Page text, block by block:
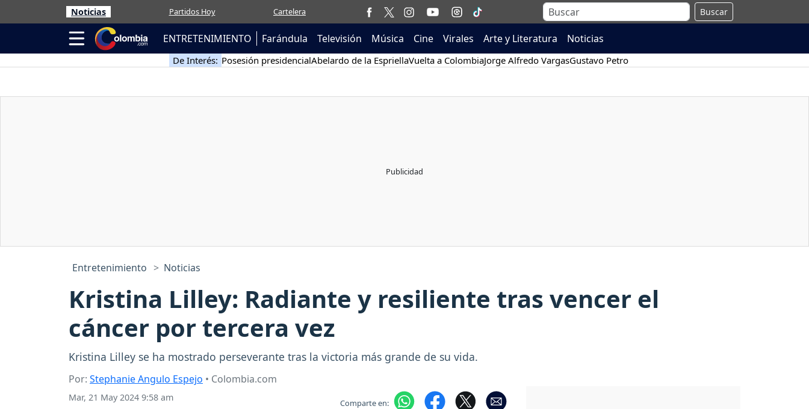
Noticias Partidos Hoy Cartelera Buscar
ENTRETENIMIENTO Farándula Televisión Música Cine Virales Arte y Literatura Noticias
De Interés: Posesión presidencialAbelardo de la EspriellaVuelta a ColombiaJorge Alfredo VargasGustavo Petro
Entretenimiento Noticias
Kristina Lilley: Radiante y resiliente tras vencer el
cáncer por tercera vez
Kristina Lilley se ha mostrado perseverante tras la victoria más grande de su vida.
Por: Stephanie Angulo Espejo • Colombia.com
Mar, 21 May 2024 9:58 am Comparte en: